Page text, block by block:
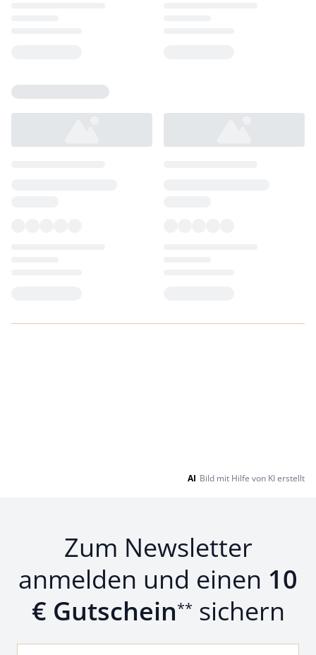
AI Bild mit Hilfe von KI erstellt
Zum Newsletter
anmelden und einen 10
€ Gutschein** sichern